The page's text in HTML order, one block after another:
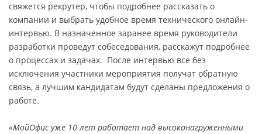
свяжется рекрутер, чтобы подробнее рассказать о
компании и выбрать удобное время технического онлайн-
интервью. В назначенное заранее время руководители
разработки проведут собеседования, расскажут подробнее
о процессах и задачах. После интервью все без
исключения участники мероприятия получат обратную
связь, а лучшим кандидатам будут сделаны предложения о
работе.
«МойОфис уже 10 лет работает над высоконагруженными